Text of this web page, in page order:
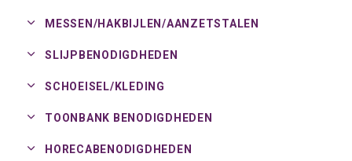
MESSEN/HAKBIJLEN/AANZETSTALEN
SLIJPBENODIGDHEDEN
SCHOEISEL/ KLEDING
TOONBANK BENODIGDHEDEN
HORECABENODIGDHEDEN